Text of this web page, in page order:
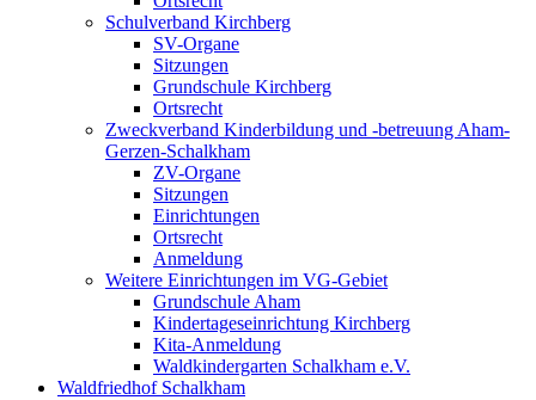
Schulverband Kirchberg
SV-Organe
Sitzungen
Grundschule Kirchberg
Ortsrecht
Zweckverband Kinderbildung und -betreuung Aham-
Gerzen-Schalkham
ZV-Organe
Sitzungen
Einrichtungen
Ortsrecht
Anmeldung
Weitere Einrichtungen im VG-Gebiet
Grundschule Aham
Kindertageseinrichtung Kirchberg
Kita-Anmeldung
Waldkindergarten Schalkham e.V.
Waldfriedhof Schalkham